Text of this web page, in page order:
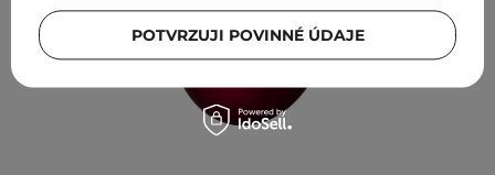
POTVRZUJI POVINNÉ ÚDAJE